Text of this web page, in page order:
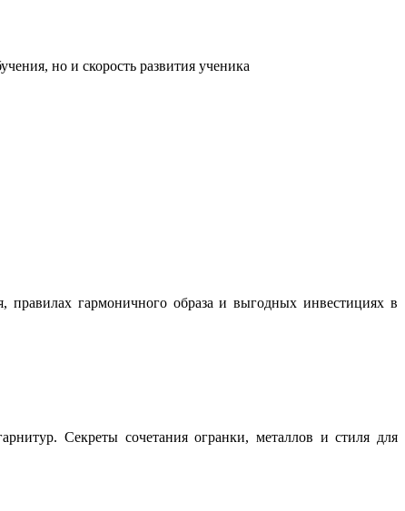
но и скорость развития ученика
правилах гармоничного образа и выгодных инвестициях в
Секреты сочетания огранки, металлов и стиля для